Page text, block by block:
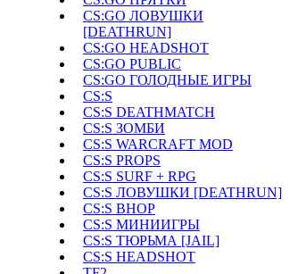
CS:GO ЛОВУШКИ
[DEATHRUN]
CS:GO HEADSHOT
CS:GO PUBLIC
CS:GO ГОЛОДНЫЕ ИГРЫ
CS:S
CS:S DEATHMATCH
CS:S ЗОМБИ
CS:S WARCRAFT MOD
CS:S PROPS
CS:S SURF + RPG
CS:S ЛОВУШКИ [DEATHRUN]
CS:S BHOP
CS:S МИНИИГРЫ
CS:S ТЮРЬМА [JAIL]
CS:S HEADSHOT